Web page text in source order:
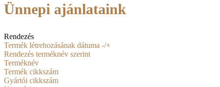
Ünnepi ajánlataink
Rendezés
Termék létrehozásának dátuma -/+
Rendezés terméknév szerint
Terméknév
Termék cikkszám
Gyártói cikkszám